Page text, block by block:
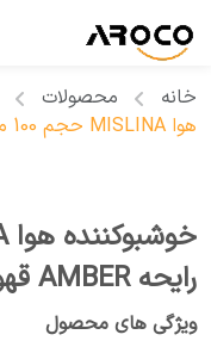
خانه محصولات
هوا MISLINA حجم 100 میل رایحه AMBER قهوه ای
رایحه AMBER قهوه ای
ویژگی های محصول